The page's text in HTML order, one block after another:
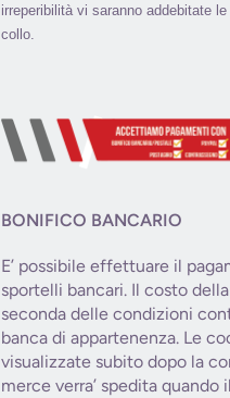
irreperibilità vi saranno addebitate
collo.
BONIFICO BANCARIO
E’ possibile effettuare il
sportelli bancari. Il costo
seconda delle condizioni
banca di appartenenza. Le
visualizzate subito dopo la
merce verra’ spedita quando